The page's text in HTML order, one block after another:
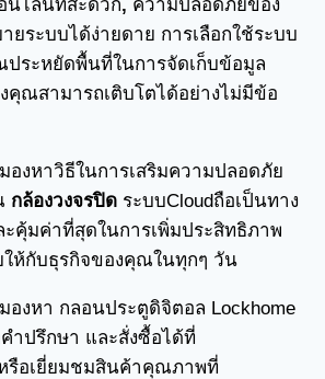
นไลน์ที่สะดวก, ความปลอดภัยของ
ยระบบได้ง่ายดาย การเลือกใช้ระบบ
ประหยัดพื้นที่ในการจัดเก็บข้อมูล
คุณสามารถเติบโตได้อย่างไม่มีข้อ
งหาวิธีในการเสริมความปลอดภัย
กล้องวงจรปิด ระบบCloudถือเป็นทาง
ะคุ้มค่าที่สุดในการเพิ่มประสิทธิภาพ
ห้กับธุรกิจของคุณในทุกๆ วัน
งหา กลอนประตูดิจิตอล Lockhome
ำปรึกษา และสั่งซื้อได้ที่
รือเยี่ยมชมสินค้าคุณภาพที่